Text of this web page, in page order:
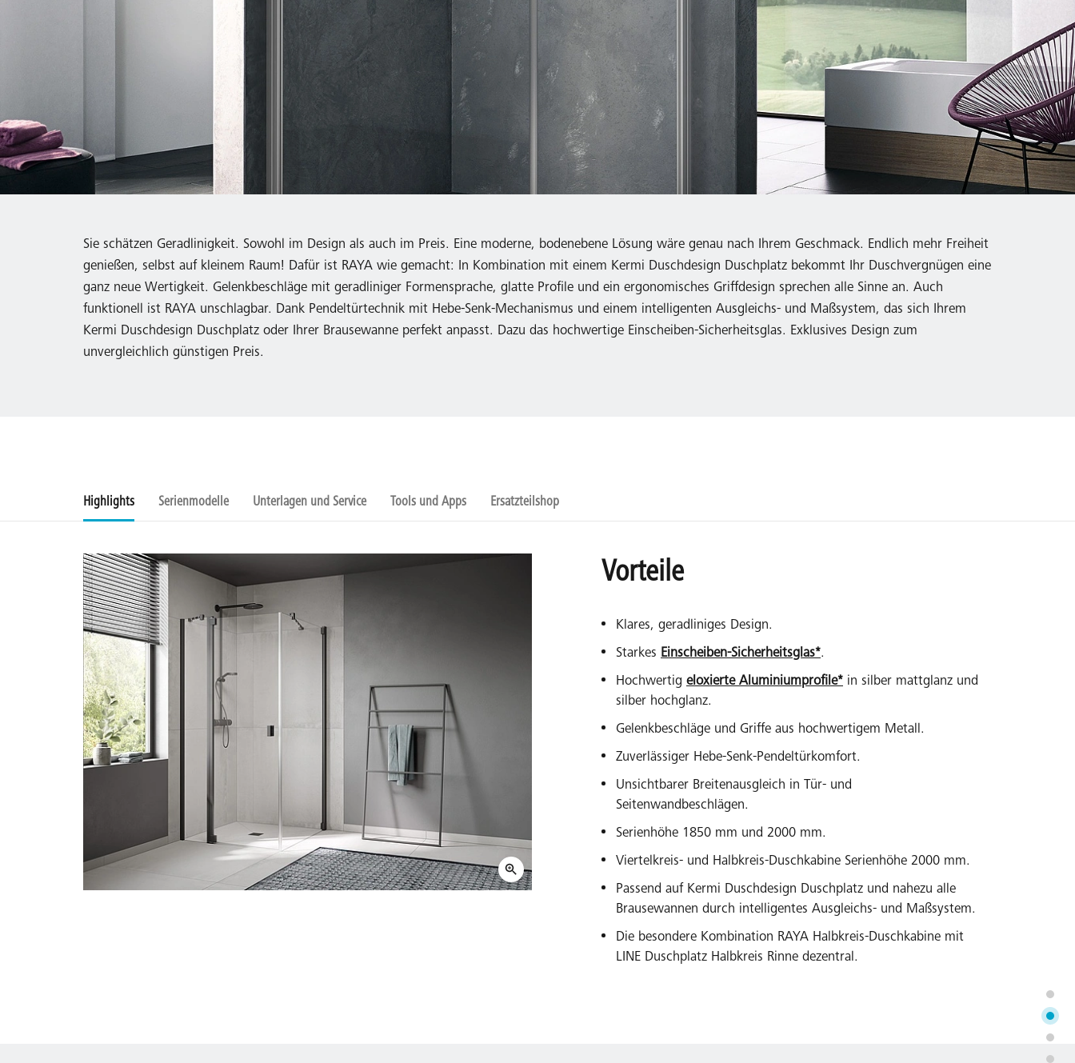
Sie schätzen Geradlinigkeit. Sowohl im Design als auch im Preis. Eine moderne, bodenebene Lösung wäre genau nach Ihrem Geschmack. Endlich mehr Freiheit
genießen, selbst auf kleinem Raum! Dafür ist RAYA wie gemacht: In Kombination mit einem Kermi Duschdesign Duschplatz bekommt Ihr Duschvergnügen eine
ganz neue Wertigkeit. Gelenkbeschläge mit geradliniger Formensprache, glatte Profile und ein ergonomisches Griffdesign sprechen alle Sinne an. Auch
funktionell ist RAYA unschlagbar. Dank Pendeltürtechnik mit Hebe-Senk-Mechanismus und einem intelligenten Ausgleichs- und Maßsystem, das sich Ihrem
Kermi Duschdesign Duschplatz oder Ihrer Brausewanne perfekt anpasst. Dazu das hochwertige Einscheiben-Sicherheitsglas. Exklusives Design zum
unvergleichlich günstigen Preis.
Highlights Serienmodelle Unterlagen und Service Tools und Apps Ersatzteilshop
Vorteile
Klares, geradliniges Design.
Starkes Einscheiben-Sicherheitsglas*.
Hochwertig eloxierte Aluminiumprofile* in silber mattglanz und
silber hochglanz.
Gelenkbeschläge und Griffe aus hochwertigem Metall.
Zuverlässiger Hebe-Senk-Pendeltürkomfort.
Unsichtbarer Breitenausgleich in Tür- und
Seitenwandbeschlägen.
Serienhöhe 1850 mm und 2000 mm.
Viertelkreis- und Halbkreis-Duschkabine Serienhöhe 2000 mm.
Passend auf Kermi Duschdesign Duschplatz und nahezu alle
Brausewannen durch intelligentes Ausgleichs- und Maßsystem.
Die besondere Kombination RAYA Halbkreis-Duschkabine mit
LINE Duschplatz Halbkreis Rinne dezentral.